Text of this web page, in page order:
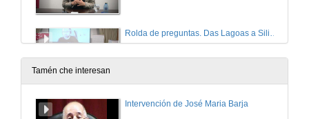
Rolda de preguntas. Das Lagoas a Silicon Valley: vivir da T&I en Galicia
30 de out. de 2020
Tamén che interesan
Intervención de José Maria Barja